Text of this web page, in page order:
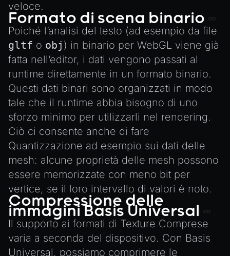
veloce.
Formato di scena binario
Poiché l’analisi del testo (ad esempio da file
gltf o obj ) in binario per WebGL viene già
fatta nell’editor, i dati vengono passati al
runtime direttamente in un formato binario.
Questi dati binari sono organizzati in modo
tale che il runtime abbia bisogno di uno
sforzo minimo per utilizzarli nel rendering.
Ciò ci consente anche di fare
Quantizzazione ad esempio sui dati delle
mesh: alcune proprietà delle mesh possono
essere memorizzate con meno bit per
vertice, se il loro intervallo di valori è noto.
Compressione delle
immagini Basis Universal
Il supporto ai formati di Texture Comprese
varia a seconda del dispositivo. Con Basis
Universal, possiamo comprimere le